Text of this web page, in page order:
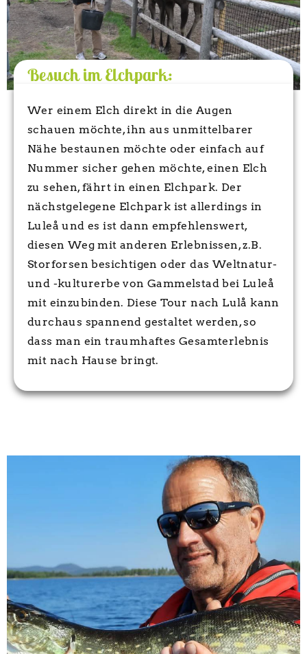
Besuch im Elchpark:
Wer einem Elch direkt in die Augen
schauen möchte, ihn aus unmittelbarer
Nähe bestaunen möchte oder einfach auf
Nummer sicher gehen möchte, einen Elch
zu sehen, fährt in einen Elchpark. Der
nächstgelegene Elchpark ist allerdings in
Luleå und es ist dann empfehlenswert,
diesen Weg mit anderen Erlebnissen, z.B.
Storforsen besichtigen oder das Weltnatur-
und -kulturerbe von Gammelstad bei Luleå
mit einzubinden. Diese Tour nach Lulå kann
durchaus spannend gestaltet werden, so
dass man ein traumhaftes Gesamterlebnis
mit nach Hause bringt.